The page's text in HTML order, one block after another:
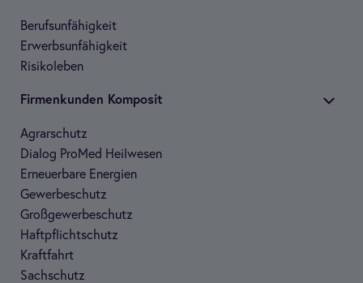
Berufs­un­fä­hig­keit
Erwerbs­un­fä­hig­keit
Risi­ko­le­ben
Fir­men­kun­den Kom­po­sit
Agrar­schutz
Dia­log Pro­Med Heil­we­sen
Erneu­er­bare Ener­gien
Gewer­be­schutz
Groß­ge­wer­be­schutz
Haft­pflicht­schutz
Kraft­fahrt
Sach­schutz